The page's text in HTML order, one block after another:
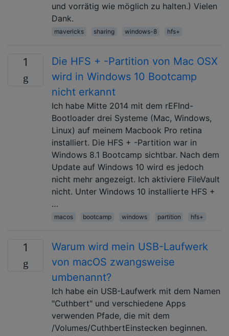
und vorrätig wie möglich zu halten.) Vielen
Dank.
mavericks sharing windows-8 hfs+
1
Die HFS + -Partition von Mac OSX
wird in Windows 10 Bootcamp
nicht erkannt
Ich habe Mitte 2014 mit dem rEFInd-
Bootloader drei Systeme (Mac, Windows,
Linux) auf meinem Macbook Pro retina
installiert. Die HFS + -Partition war in
Windows 8.1 Bootcamp sichtbar. Nach dem
Update auf Windows 10 wird es jedoch
nicht mehr angezeigt. Ich aktiviere FileVault
nicht. Unter Windows 10 installierte HFS +
…
macos bootcamp windows partition hfs+
1
Warum wird mein USB-Laufwerk
von macOS zwangsweise
umbenannt?
Ich habe ein USB-Laufwerk mit dem Namen
"Cuthbert" und verschiedene Apps
verwenden Pfade, die mit dem
/Volumes/CuthbertEinstecken beginnen.